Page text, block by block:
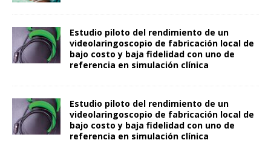
Estudio piloto del rendimiento de un
videolaringoscopio de fabricación local de
bajo costo y baja fidelidad con uno de
referencia en simulación clínica
Estudio piloto del rendimiento de un
videolaringoscopio de fabricación local de
bajo costo y baja fidelidad con uno de
referencia en simulación clínica